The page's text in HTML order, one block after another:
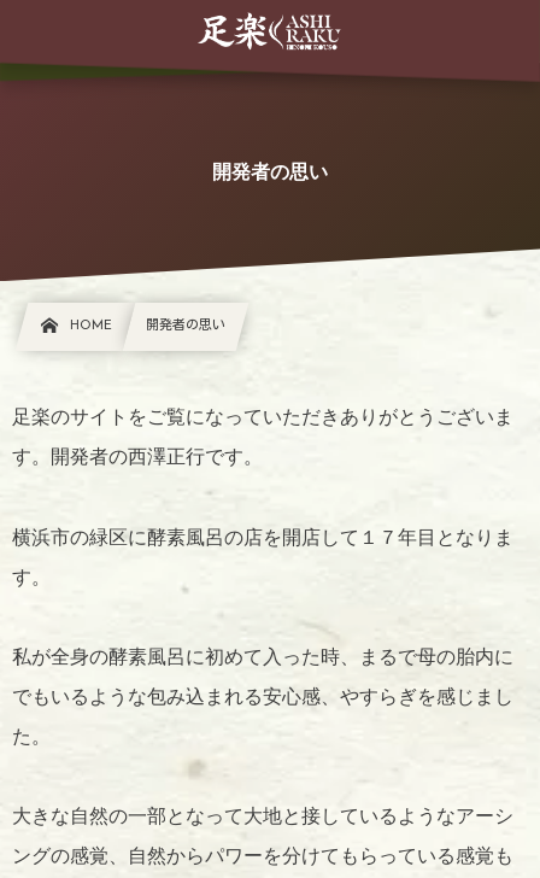
開発者の思い
HOME 開発者の思い
足楽のサイトをご覧になっていただきありがとうございま
す。開発者の西澤正行です。
横浜市の緑区に酵素風呂の店を開店して１７年目となりま
す。
私が全身の酵素風呂に初めて入った時、まるで母の胎内に
でもいるような包み込まれる安心感、やすらぎを感じまし
た。
大きな自然の一部となって大地と接しているようなアーシ
ングの感覚、自然からパワーを分けてもらっている感覚も